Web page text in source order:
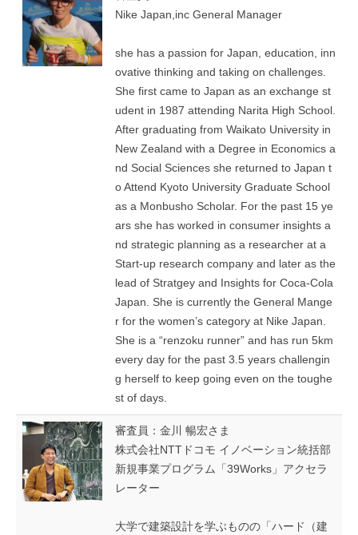
Nike Japan,inc General Manager
she has a passion for Japan, education, inn
ovative thinking and taking on challenges.
She first came to Japan as an exchange st
udent in 1987 attending Narita High School.
After graduating from Waikato University in
New Zealand with a Degree in Economics a
nd Social Sciences she returned to Japan t
o Attend Kyoto University Graduate School
as a Monbusho Scholar. For the past 15 ye
ars she has worked in consumer insights a
nd strategic planning as a researcher at a
Start-up research company and later as the
lead of Stratgey and Insights for Coca-Cola
Japan. She is currently the General Mange
r for the women’s category at Nike Japan.
She is a “renzoku runner” and has run 5km
every day for the past 3.5 years challengin
g herself to keep going even on the toughe
st of days.
審査員：金川 暢宏さま
株式会社NTTドコモ イノベーション統括部
新規事業プログラム「39Works」アクセラ
レーター
大学で建築設計を学ぶものの「ハード（建